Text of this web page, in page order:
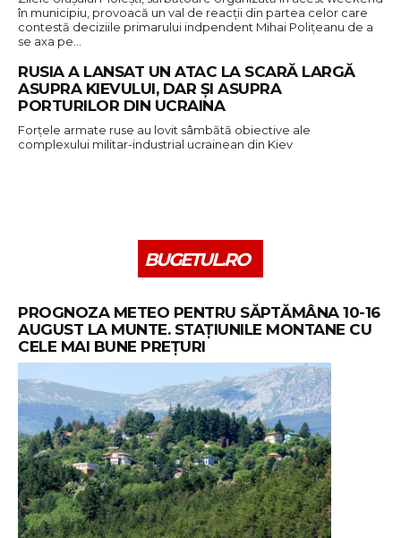
în municipiu, provoacă un val de reacţii din partea celor care
contestă deciziile primarului indpendent Mihai Poliţeanu de a
se axa pe…
RUSIA A LANSAT UN ATAC LA SCARĂ LARGĂ
ASUPRA KIEVULUI, DAR ȘI ASUPRA
PORTURILOR DIN UCRAINA
Forţele armate ruse au lovit sâmbătă obiective ale
complexului militar-industrial ucrainean din Kiev
BUGETUL.RO
PROGNOZA METEO PENTRU SĂPTĂMÂNA 10-16
AUGUST LA MUNTE. STAȚIUNILE MONTANE CU
CELE MAI BUNE PREȚURI